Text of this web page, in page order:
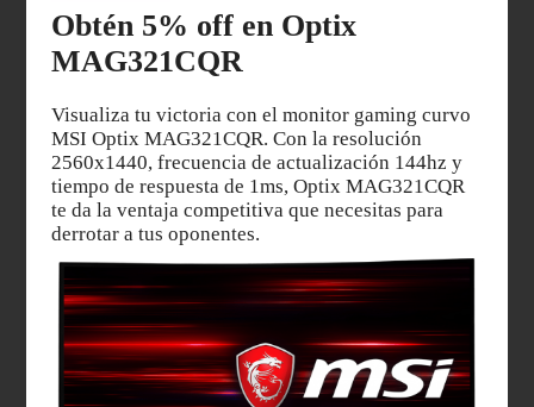
Obtén 5% off en Optix
MAG321CQR
Visualiza tu victoria con el monitor gaming curvo
MSI Optix MAG321CQR. Con la resolución
2560x1440, frecuencia de actualización 144hz y
tiempo de respuesta de 1ms, Optix MAG321CQR
te da la ventaja competitiva que necesitas para
derrotar a tus oponentes.